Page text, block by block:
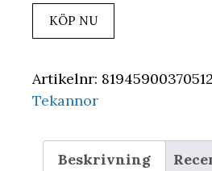
KÖP NU
Artikelnr:
Tekannor
Beskrivning